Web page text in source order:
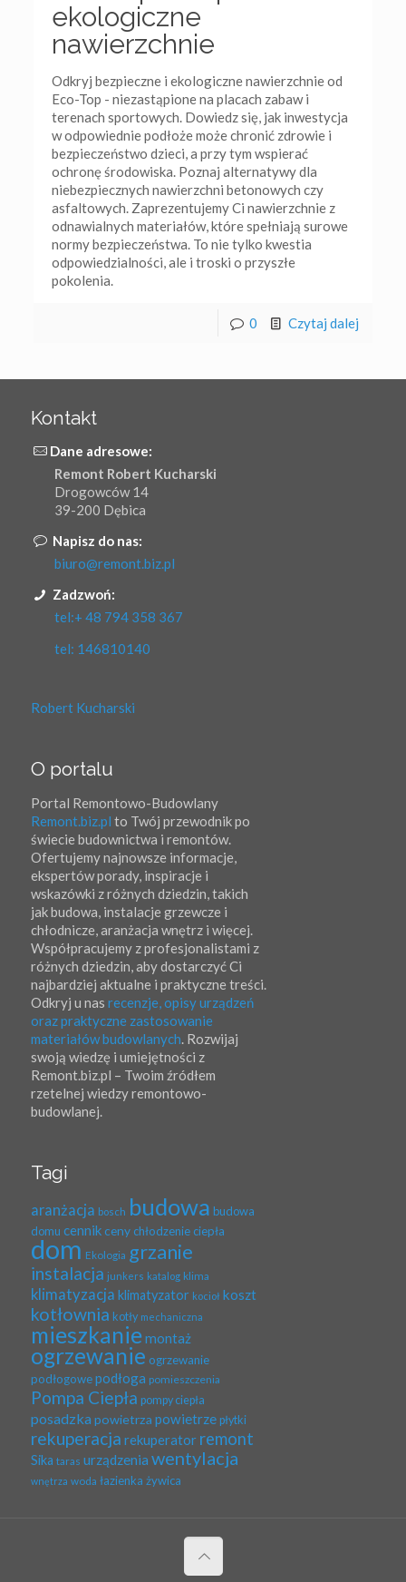
ekologiczne
nawierzchnie
Odkryj bezpieczne i ekologiczne nawierzchnie od
Eco-Top - niezastąpione na placach zabaw i
terenach sportowych. Dowiedz się, jak inwestycja
w odpowiednie podłoże może chronić zdrowie i
bezpieczeństwo dzieci, a przy tym wspierać
ochronę środowiska. Poznaj alternatywy dla
niebezpiecznych nawierzchni betonowych czy
asfaltowych. Zaprezentujemy Ci nawierzchnie z
odnawialnych materiałów, które spełniają surowe
normy bezpieczeństwa. To nie tylko kwestia
odpowiedzialności, ale i troski o przyszłe
pokolenia.
0 Czytaj dalej
Kontakt
Dane adresowe:
Remont Robert Kucharski
Drogowców 14
39-200 Dębica
Napisz do nas:
biuro@remont.biz.pl
Zadzwoń:
tel:+ 48 794 358 367
tel: 146810140
Robert Kucharski
O portalu
Portal Remontowo-Budowlany
Remont.biz.pl to Twój przewodnik po
świecie budownictwa i remontów.
Ofertujemy najnowsze informacje,
ekspertów porady, inspiracje i
wskazówki z różnych dziedzin, takich
jak budowa, instalacje grzewcze i
chłodnicze, aranżacja wnętrz i więcej.
Współpracujemy z profesjonalistami z
różnych dziedzin, aby dostarczyć Ci
najbardziej aktualne i praktyczne treści.
Odkryj u nas recenzje, opisy urządzeń
oraz praktyczne zastosowanie
materiałów budowlanych. Rozwijaj
swoją wiedzę i umiejętności z
Remont.biz.pl – Twoim źródłem
rzetelnej wiedzy remontowo-
budowlanej.
Tagi
aranżacja bosch budowa budowa
domu cennik ceny chłodzenie ciepła
dom Ekologia grzanie
instalacja junkers katalog klima
klimatyzacja klimatyzator kocioł koszt
kotłownia kotły mechaniczna
mieszkaniemontaż
ogrzewanie ogrzewanie
podłogowe podłoga pomieszczenia
Pompa Ciepła pompy ciepła
posadzka powietrza powietrze płytki
rekuperacja rekuperator remont
Sika taras urządzenia wentylacja
wnętrza woda łazienka żywica